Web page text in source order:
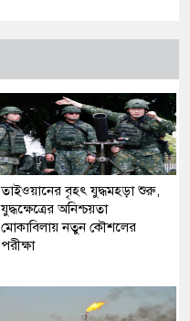
তাইওয়ানের বৃহৎ যুদ্ধমহড়া শুরু,
যুদ্ধক্ষেত্রের অনিশ্চয়তা
মোকাবিলায় নতুন কৌশলের
পরীক্ষা